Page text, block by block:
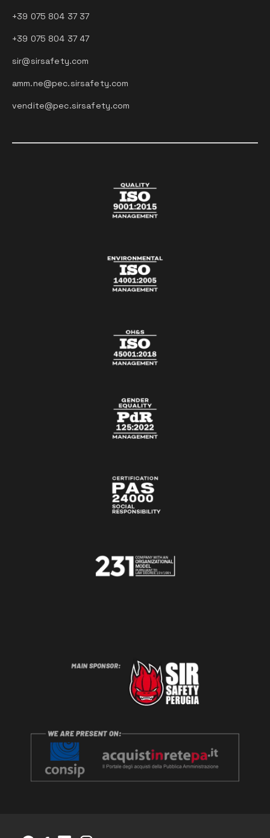
+39 075 804 37 37
+39 075 804 37 47
sir@sirsafety.com
amm.ne@pec.sirsafety.com
vendite@pec.sirsafety.com